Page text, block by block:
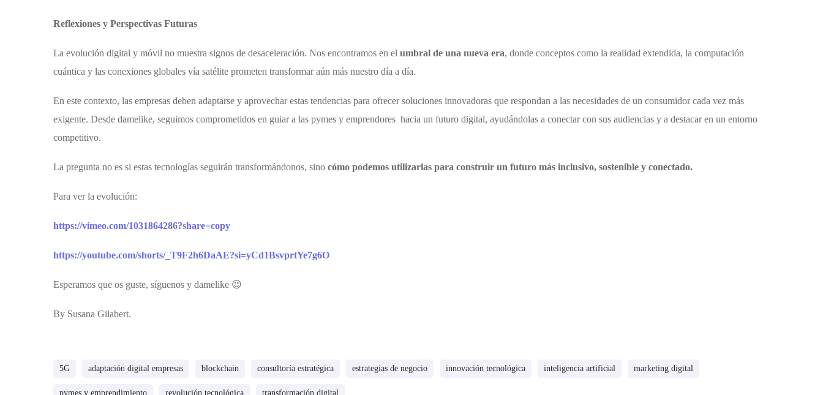
Reflexiones y Perspectivas Futuras
La evolución digital y móvil no muestra signos de desaceleración. Nos encontramos en el umbral de una nueva era, donde conceptos como la realidad extendida, la computación
cuántica y las conexiones globales vía satélite prometen transformar aún más nuestro día a día.
En este contexto, las empresas deben adaptarse y aprovechar estas tendencias para ofrecer soluciones innovadoras que respondan a las necesidades de un consumidor cada vez más
exigente. Desde damelike, seguimos comprometidos en guiar a las pymes y emprendores hacia un futuro digital, ayudándolas a conectar con sus audiencias y a destacar en un entorno
competitivo.
La pregunta no es si estas tecnologías seguirán transformándonos, sino cómo podemos utilizarlas para construir un futuro más inclusivo, sostenible y conectado.
Para ver la evolución:
https://vimeo.com/1031864286?share=copy
https://youtube.com/shorts/_T9F2h6DaAE?si=yCd1BsvprtYe7g6O
Esperamos que os guste, síguenos y damelike 😉
By Susana Gilabert.
5G adaptación digital empresas blockchain consultoría estratégica estrategias de negocio innovación tecnológica inteligencia artificial marketing digital
pymes y emprendimiento revolución tecnológica transformación digital